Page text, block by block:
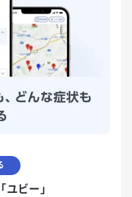
ビー」